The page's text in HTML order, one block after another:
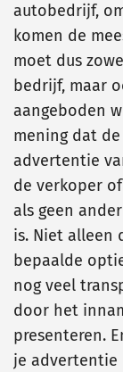
autobedrijf,
komen de
moet dus
bedrijf, maar
aangeboden
mening dat
advertentie
de verkoper
als geen
is. Niet alleen
bepaalde
nog veel
door het
presenteren.
je advertentie